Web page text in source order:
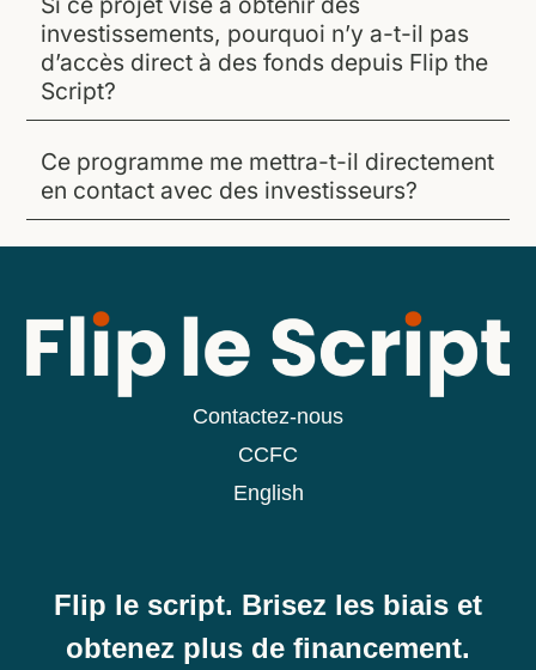
investissements, pourquoi n’y a-t-il pas
d’accès direct à des fonds depuis Flip the
Script?
Ce programme me mettra-t-il directement
en contact avec des investisseurs?
Contactez-nous
CCFC
English
Flip le script. Brisez les biais et
obtenez plus de financement.